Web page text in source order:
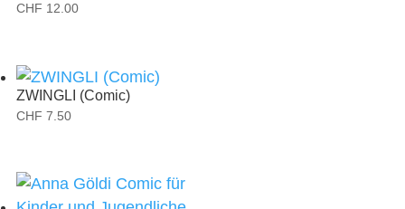
CHF 12.00
ZWINGLI (Comic)
CHF 7.50